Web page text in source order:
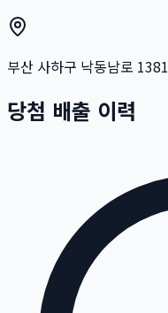
부산 사하구 낙동남로 1381
당첨 배출 이력